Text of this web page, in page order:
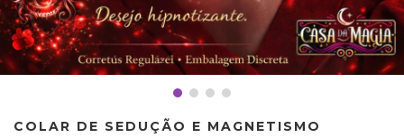
COLAR DE SEDUÇÃO E MAGNETISMO